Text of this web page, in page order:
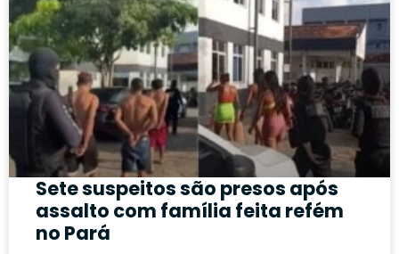
Sete suspeitos são presos após
assalto com família feita refém
no Pará